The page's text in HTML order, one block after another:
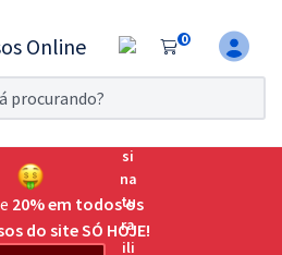
0
por 7 dias!
para o Exame da
20% em todos os
do site SÓ HOJE!